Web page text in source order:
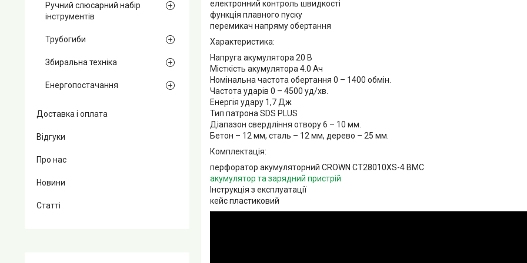
електронний контроль швидкості
функція плавного пуску
перемикач напряму обертання
Характеристика:
Напруга акумулятора 20 В
Місткість акумулятора 4.0 Ач
Номінальна частота обертання 0 – 1400 обмін.
Частота ударів 0 – 4500 уд/хв.
Енергія удару 1,7 Дж
Тип патрона SDS PLUS
Діапазон свердління отвору 6 – 10 мм.
Бетон – 12 мм, сталь – 12 мм, дерево – 25 мм.
Комплектація:
перфоратор акумуляторний CROWN CT28010XS-4 BMC
акумулятор та зарядний пристрій
Інструкція з експлуатації
кейс пластиковий
Ручний слюсарний набір
інструментів
Трубогиби
Збиральна техніка
Енергопостачання
Доставка і оплата
Відгуки
Про нас
Новини
Статті